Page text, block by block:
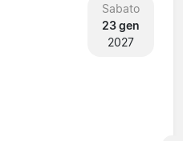
Sabato
23 gen
2027